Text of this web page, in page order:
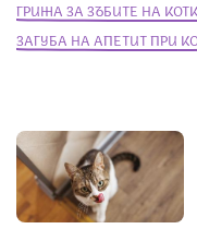
ГРИЖА ЗА ЗЪБИТЕ НА
ЗАГУБА НА АПЕТИТ ПРИ